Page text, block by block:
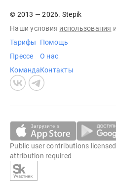
© 2013 — 2026. Stepik
Наши условия использования и
Тарифы
Прессе
Команда
Помощь
О нас
Контакты
Public user contributions
attribution required